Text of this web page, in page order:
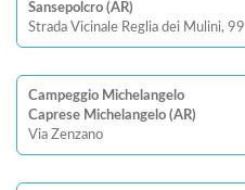
Sansepolcro (AR)
Strada Vicinale Reglia dei Mulini, 99
Campeggio Michelangelo
Caprese Michelangelo (AR)
Via Zenzano